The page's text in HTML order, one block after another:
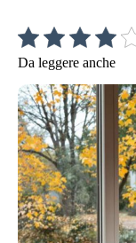
Da leggere anche